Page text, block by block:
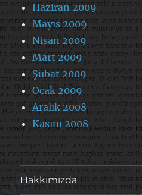
Haziran 2009
Mayıs 2009
Nisan 2009
Mart 2009
Şubat 2009
Ocak 2009
Aralık 2008
Kasım 2008
Hakkımızda